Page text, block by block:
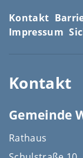
Kontakt
Impressum
Kontakt
Gemeinde
Rathaus